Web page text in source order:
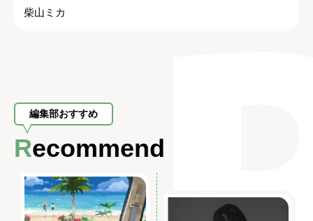
柴山ミカ
編集部おすすめ
Recommend